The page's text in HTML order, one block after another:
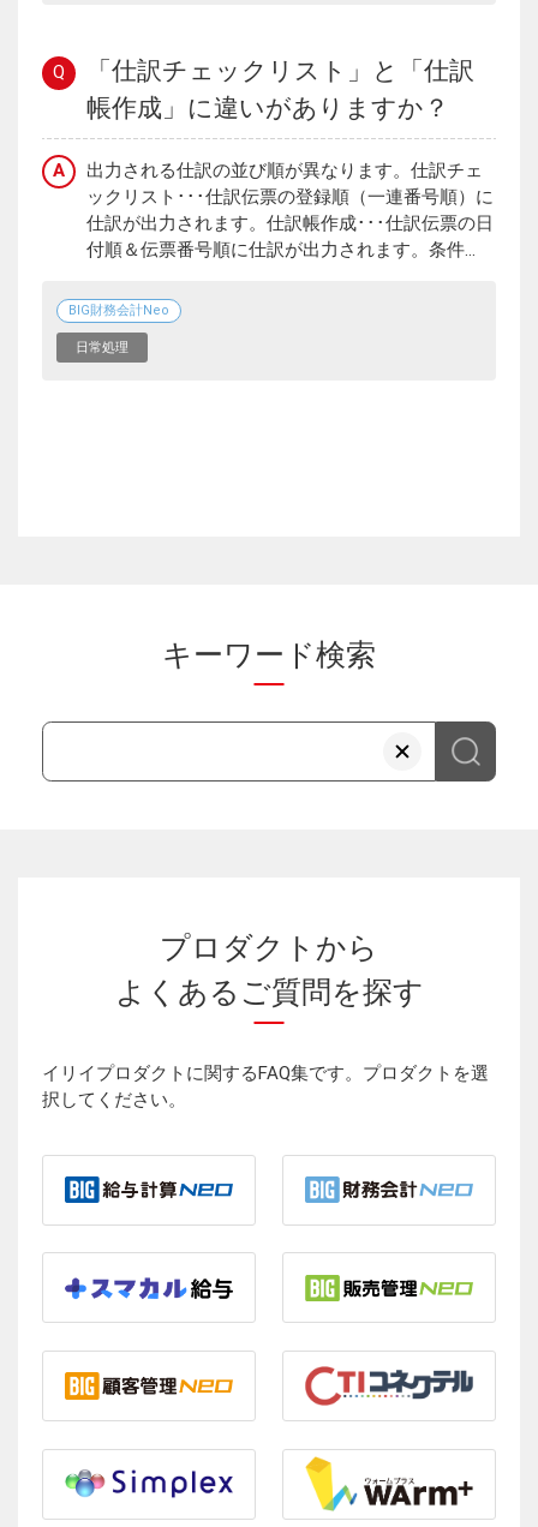
Q
「仕訳チェックリスト」と「仕訳
帳作成」に違いがありますか？
A
出力される仕訳の並び順が異なります。仕訳チェ
ックリスト･･･仕訳伝票の登録順（一連番号順）に
仕訳が出力されます。仕訳帳作成･･･仕訳伝票の日
付順＆伝票番号順に仕訳が出力されます。条件...
BIG財務会計Neo
日常処理
キーワード検索
プロダクトから
よくあるご質問を探す
イリイプロダクトに関するFAQ集です。プロダクトを選
択してください。